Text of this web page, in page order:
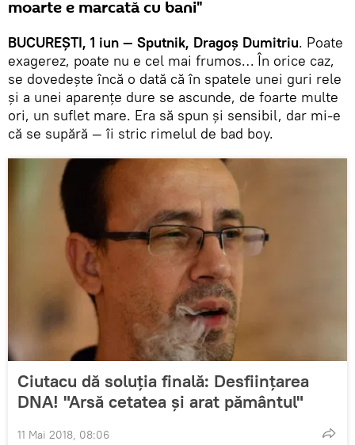
moarte e marcată cu bani"
BUCUREȘTI, 1 iun — Sputnik, Dragoș Dumitriu. Poate
exagerez, poate nu e cel mai frumos… În orice caz,
se dovedește încă o dată că în spatele unei guri rele
și a unei aparențe dure se ascunde, de foarte multe
ori, un suflet mare. Era să spun și sensibil, dar mi-e
că se supără — îi stric rimelul de bad boy.
Ciutacu dă soluția finală: Desființarea
DNA! "Arsă cetatea și arat pământul"
11 Mai 2018, 08:06